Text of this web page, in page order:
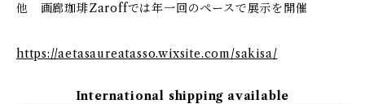
他 画廊珈琲Zaroffでは年一回のペースで展示を開催
https://aetasaureatasso.wixsite.com/sakisa/
International shipping available